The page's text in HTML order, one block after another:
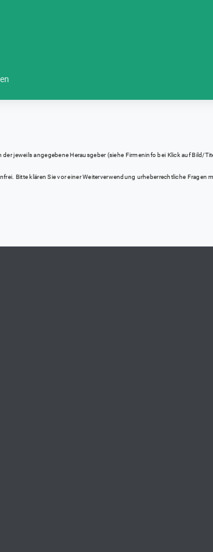
jeweils angegebene Herausgeber (siehe Firmeninfo bei Klick auf Bild/
Bitte klären Sie vor einer Weiterverwendung urheberrechtliche Fragen